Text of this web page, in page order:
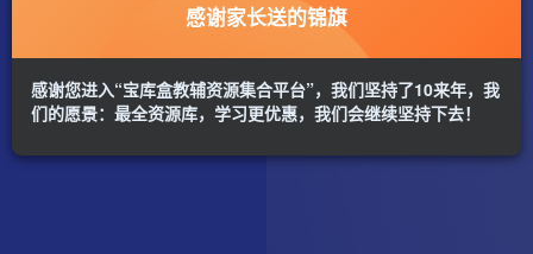
感谢家长送的锦旗
感谢您进入“宝库盒教辅资源集合平台”，我们坚持了10来年，我
们的愿景：最全资源库，学习更优惠，我们会继续坚持下去！